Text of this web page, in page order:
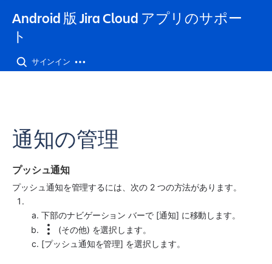
Android 版 Jira Cloud アプリのサポー
ト
サインイン
通知の管理
プッシュ通知
プッシュ通知を管理するには、次の 2 つの方法があります。
下部のナビゲーション バーで [通知] に移動します。
(その他) を選択します。
[プッシュ通知を管理] を選択します。